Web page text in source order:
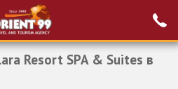
Проверка на
Resort SPA & Suites в